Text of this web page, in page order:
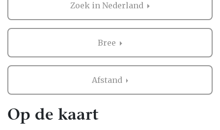
Zoek in Nederland
Bree
Afstand
Op de kaart